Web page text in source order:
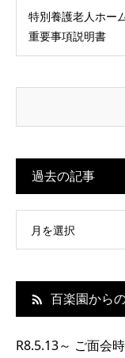
特別養護老人ホー
重要事項説明書
過去の記事
月を選択
百楽園から
R8.5.13～ ご面会